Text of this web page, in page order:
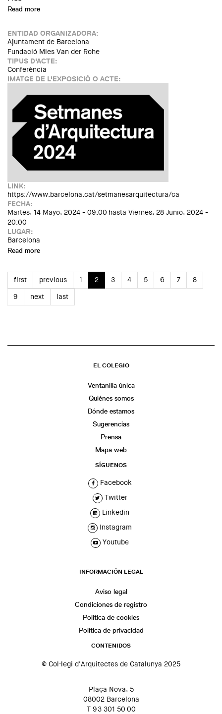
Read more
ENTIDAD ORGANIZADORA:
Ajuntament de Barcelona
Fundació Mies Van der Rohe
TIPUS D'ACTE:
Conferència
IMATGE DE L'EXPOSICIÓ O ACTE:
LINK:
https://www.barcelona.cat/setmanesarquitectura/ca
FECHA:
Martes, 14 Mayo, 2024 - 09:00 hasta Viernes, 28 Junio, 2024 -
20:00
LUGAR:
Barcelona
Read more
first previous 1 2 3 4 5 6 7
8
9
next last
EL COLEGIO
Ventanilla única
Quiénes somos
Dónde estamos
Sugerencias
Prensa
Mapa web
SÍGUENOS
Facebook
Twitter
Linkedin
Instagram
Youtube
INFORMACIÓN LEGAL
Aviso legal
Condiciones de registro
Política de cookies
Política de privacidad
CONTENIDOS
© Col·legi d'Arquitectes de Catalunya 2025
Plaça Nova, 5
08002 Barcelona
T 93 301 50 00